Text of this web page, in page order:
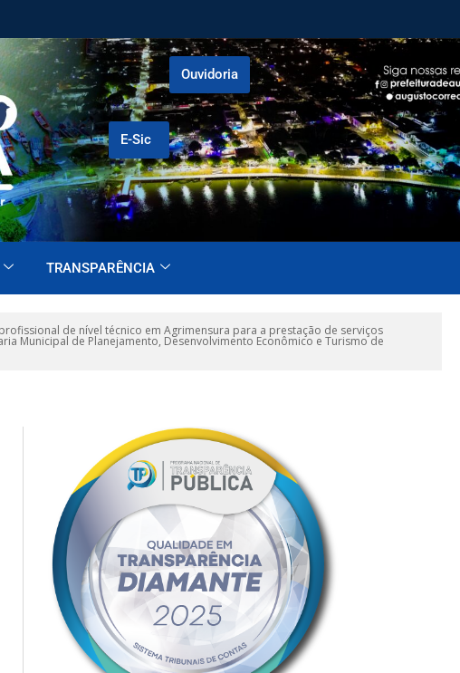
E-Sic
Ouvidoria
TRANSPARÊNCIA
profissional de nível técnico em Agrimensura para a prestação de serviços
Municipal de Planejamento, Desenvolvimento Econômico e Turismo de